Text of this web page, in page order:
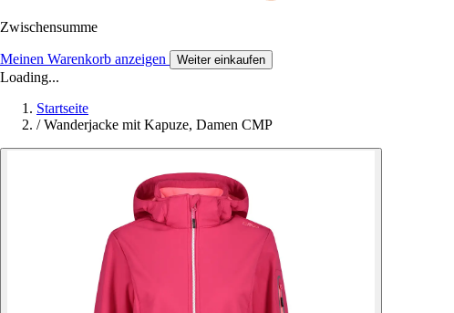
Zwischensumme
Meinen Warenkorb anzeigen Weiter einkaufen
Loading...
Startseite
/ Wanderjacke mit Kapuze, Damen CMP